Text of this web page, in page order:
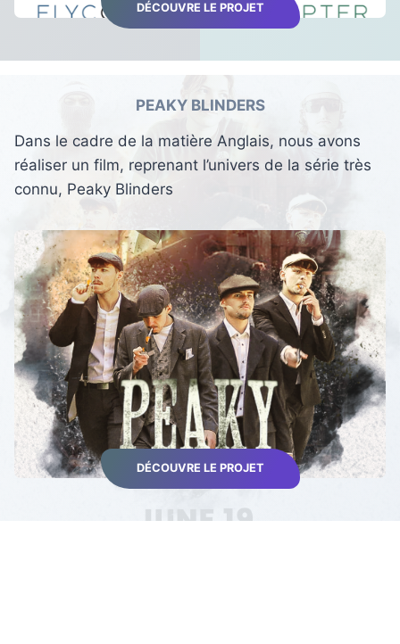
DÉCOUVRE LE PROJET
PEAKY BLINDERS
Dans le cadre de la matière Anglais, nous avons
réaliser un film, reprenant l’univers de la série très
connu, Peaky Blinders
DÉCOUVRE LE PROJET